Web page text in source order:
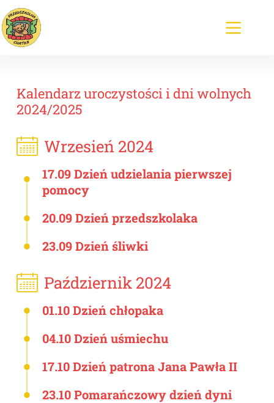
Kalendarz uroczystości i dni wolnych
2024/2025
Wrzesień 2024
17.09 Dzień udzielania pierwszej
pomocy
20.09 Dzień przedszkolaka
23.09 Dzień śliwki
Październik 2024
01.10 Dzień chłopaka
04.10 Dzień uśmiechu
17.10 Dzień patrona Jana Pawła II
23.10 Pomarańczowy dzień dyni